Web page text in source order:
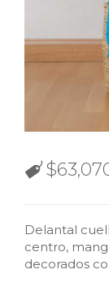
$
Delantal
centro,
decorados